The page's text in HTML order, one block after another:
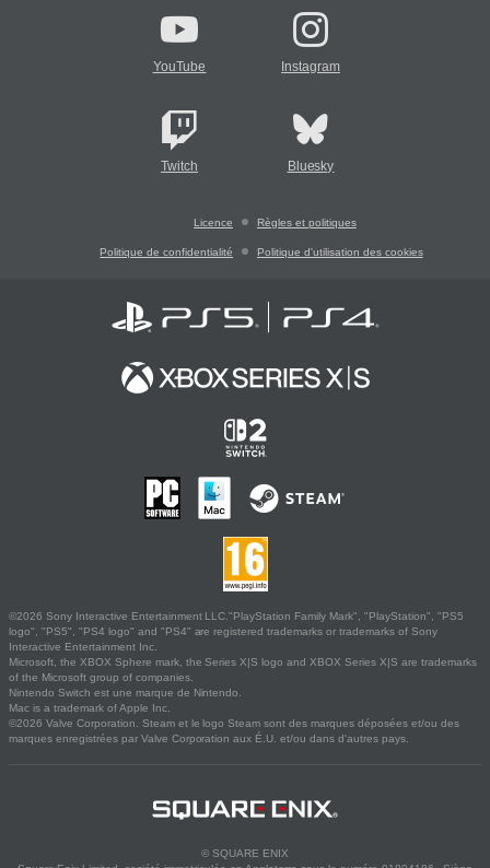
YouTube Instagram
Twitch Bluesky
Licence Règles et politiques
Politique de confidentialité Politique d'utilisation des cookies
©2026 Sony Interactive Entertainment LLC."PlayStation Family Mark", "PlayStation", "PS5
logo", "PS5", "PS4 logo" and "PS4" are registered trademarks or trademarks of Sony
Interactive Entertainment Inc.
Microsoft, the XBOX Sphere mark, the Series X|S logo and XBOX Series X|S are trademarks
of the Microsoft group of companies.
Nintendo Switch est une marque de Nintendo.
Mac is a trademark of Apple Inc.
©2026 Valve Corporation. Steam et le logo Steam sont des marques déposées et/ou des
marques enregistrées par Valve Corporation aux É.U. et/ou dans d'autres pays.
© SQUARE ENIX